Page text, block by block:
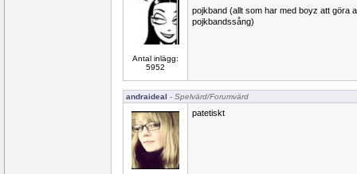
Antal inlägg:
5952
pojkband (allt som har med boyz att göra
pojkbandssång)
andraideal - Spelvärd/Forumvärd
patetiskt